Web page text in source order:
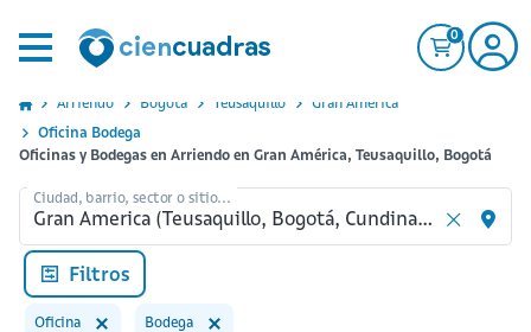
0
Arriendo Bogota Teusaquillo
Gran America
Oficina Bodega
Oficinas y Bodegas en Arriendo en Gran América, Teusaquillo, Bogotá
Ciudad, barrio, sector o sitio...
Filtros
Oficina Bodega